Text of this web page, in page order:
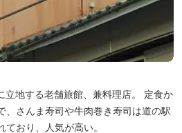
立地する老舗旅館、兼料理店。 定食か
、さんま寿司や牛肉巻き寿司は道の駅
おり、人気が高い。